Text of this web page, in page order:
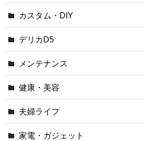
カスタム・DIY
デリカD5
メンテナンス
健康・美容
夫婦ライフ
家電・ガジェット